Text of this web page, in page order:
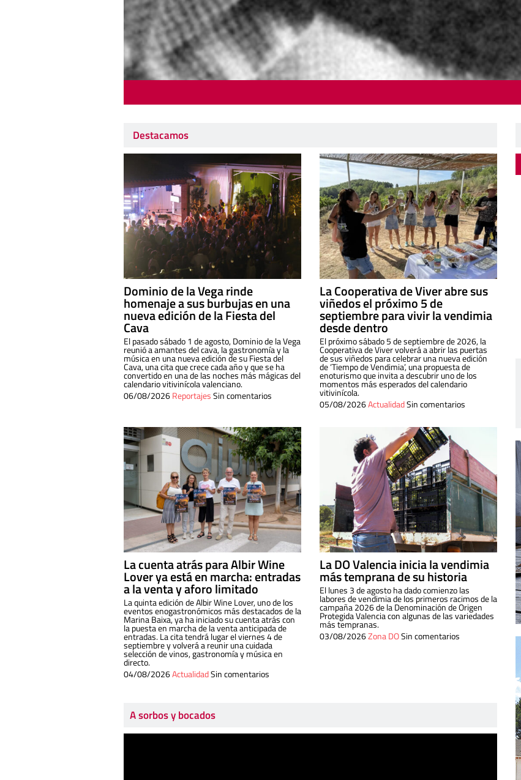
Destacamos
Dominio de la Vega rinde
homenaje a sus burbujas en una
nueva edición de la Fiesta del
Cava
El pasado sábado 1 de agosto, Dominio de la Vega
reunió a amantes del cava, la gastronomía y la
música en una nueva edición de su Fiesta del
Cava, una cita que crece cada año y que se ha
convertido en una de las noches más mágicas del
calendario vitivinícola valenciano.
06/08/2026ReportajesSin comentarios
La Cooperativa de Viver abre sus
viñedos el próximo 5 de
septiembre para vivir la vendimia
desde dentro
El próximo sábado 5 de septiembre de 2026, la
Cooperativa de Viver volverá a abrir las puertas
de sus viñedos para celebrar una nueva edición
de ‘Tiempo de Vendimia’, una propuesta de
enoturismo que invita a descubrir uno de los
momentos más esperados del calendario
vitivinícola.
05/08/2026ActualidadSin comentarios
La cuenta atrás para Albir Wine
Lover ya está en marcha: entradas
a la venta y aforo limitado
La quinta edición de Albir Wine Lover, uno de los
eventos enogastronómicos más destacados de la
Marina Baixa, ya ha iniciado su cuenta atrás con
la puesta en marcha de la venta anticipada de
entradas. La cita tendrá lugar el viernes 4 de
septiembre y volverá a reunir una cuidada
selección de vinos, gastronomía y música en
directo.
04/08/2026ActualidadSin comentarios
La DO Valencia inicia la vendimia
más temprana de su historia
El lunes 3 de agosto ha dado comienzo las
labores de vendimia de los primeros racimos de la
campaña 2026 de la Denominación de Origen
Protegida Valencia con algunas de las variedades
más tempranas.
03/08/2026Zona DOSin comentarios
A sorbos y bocados